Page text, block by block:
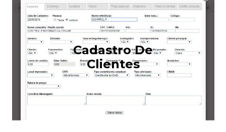
Cadastro De
Clientes